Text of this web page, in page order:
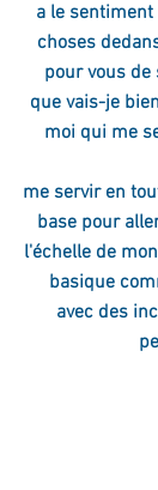
a le
choses
pour vous
que vais-je
moi qui me
me servir en
base pour
l'échelle de
basique
avec des